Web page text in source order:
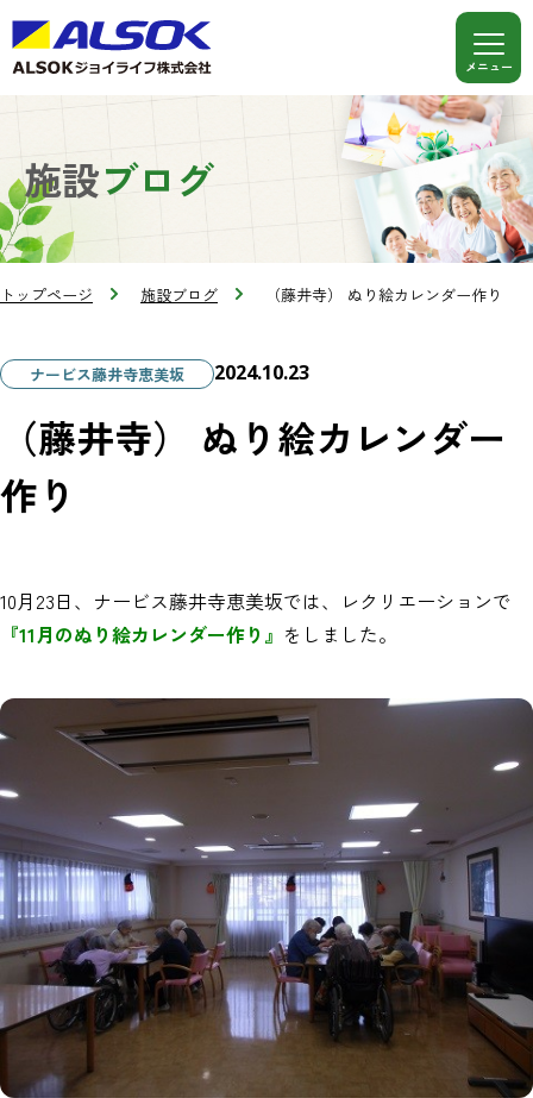
施設ブログ
トップページ 施設ブログ （藤井寺） ぬり絵カレンダー作り
ナービス藤井寺恵美坂 2024.10.23
（藤井寺） ぬり絵カレンダー
作り
10月23日、ナービス藤井寺恵美坂では、レクリエーションで
『11月のぬり絵カレンダー作り』 をしました。